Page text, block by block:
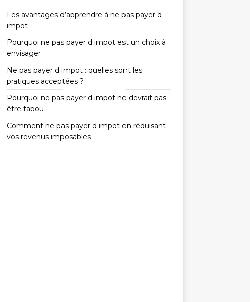
Les avantages d’apprendre à ne pas payer d
impot
Pourquoi ne pas payer d impot est un choix à
envisager
Ne pas payer d impot : quelles sont les
pratiques acceptées ?
Pourquoi ne pas payer d impot ne devrait pas
être tabou
Comment ne pas payer d impot en réduisant
vos revenus imposables